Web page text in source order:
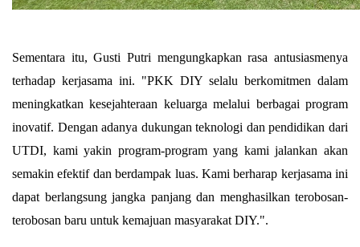
Sementara itu, Gusti Putri mengungkapkan rasa antusiasmenya
terhadap kerjasama ini. "PKK DIY selalu berkomitmen dalam
meningkatkan kesejahteraan keluarga melalui berbagai program
inovatif. Dengan adanya dukungan teknologi dan pendidikan dari
UTDI, kami yakin program-program yang kami jalankan akan
semakin efektif dan berdampak luas. Kami berharap kerjasama ini
dapat berlangsung jangka panjang dan menghasilkan terobosan-
terobosan baru untuk kemajuan masyarakat DIY.".